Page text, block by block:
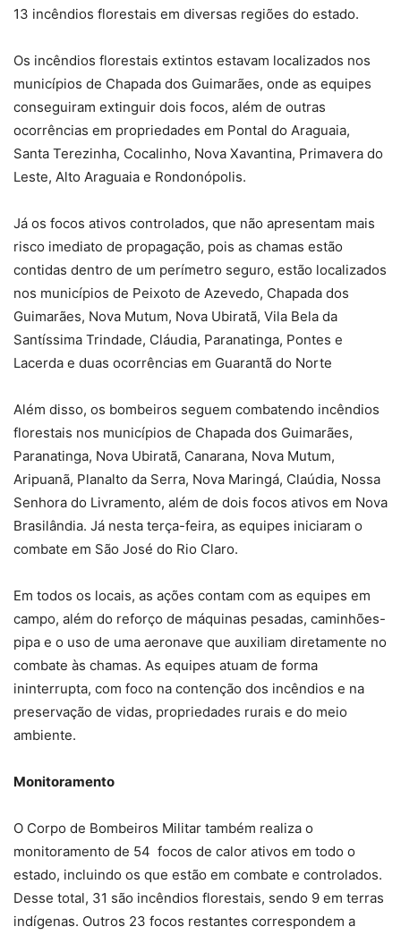
13 incêndios florestais em diversas regiões do estado.
Os incêndios florestais extintos estavam localizados nos
municípios de Chapada dos Guimarães, onde as equipes
conseguiram extinguir dois focos, além de outras
ocorrências em propriedades em Pontal do Araguaia,
Santa Terezinha, Cocalinho, Nova Xavantina, Primavera do
Leste, Alto Araguaia e Rondonópolis.
Já os focos ativos controlados, que não apresentam mais
risco imediato de propagação, pois as chamas estão
contidas dentro de um perímetro seguro, estão localizados
nos municípios de Peixoto de Azevedo, Chapada dos
Guimarães, Nova Mutum, Nova Ubiratã, Vila Bela da
Santíssima Trindade, Cláudia, Paranatinga, Pontes e
Lacerda e duas ocorrências em Guarantã do Norte
Além disso, os bombeiros seguem combatendo incêndios
florestais nos municípios de Chapada dos Guimarães,
Paranatinga, Nova Ubiratã, Canarana, Nova Mutum,
Aripuanã, Planalto da Serra, Nova Maringá, Claúdia, Nossa
Senhora do Livramento, além de dois focos ativos em Nova
Brasilândia. Já nesta terça-feira, as equipes iniciaram o
combate em São José do Rio Claro.
Em todos os locais, as ações contam com as equipes em
campo, além do reforço de máquinas pesadas, caminhões-
pipa e o uso de uma aeronave que auxiliam diretamente no
combate às chamas. As equipes atuam de forma
ininterrupta, com foco na contenção dos incêndios e na
preservação de vidas, propriedades rurais e do meio
ambiente.
Monitoramento
O Corpo de Bombeiros Militar também realiza o
monitoramento de 54 focos de calor ativos em todo o
estado, incluindo os que estão em combate e controlados.
Desse total, 31 são incêndios florestais, sendo 9 em terras
indígenas. Outros 23 focos restantes correspondem a